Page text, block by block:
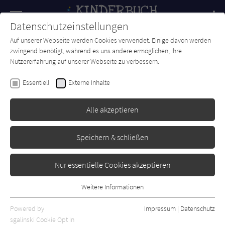
SUCHE Forum Charts Newsletter
Gras unter meinen Füßen
dtv
Datenschutzeinstellungen
Auf unserer Webseite werden Cookies verwendet. Einige davon werden
zwingend benötigt, während es uns andere ermöglichen, Ihre
Nutzererfahrung auf unserer Webseite zu verbessern.
Essentiell Externe Inhalte
Alle akzeptieren
Speichern & schließen
Nur essentielle Cookies akzeptieren
Essentielle Cookies werden für grundlegende Funktionen der
Webseite benötigt. Dadurch ist gewährleistet, dass die Webseite
Weitere Informationen
Powered by
sgalinski Cookie Opt In
Impressum | Datenschutz